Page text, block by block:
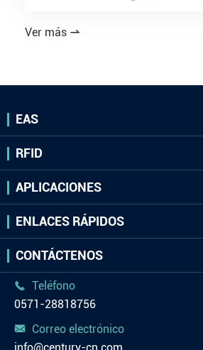
Ver más 
EAS
RFID
APLICACIONES
ENLACES RÁPIDOS
CONTÁCTENOS

Teléfono
0571-28818756

Correo electrónico